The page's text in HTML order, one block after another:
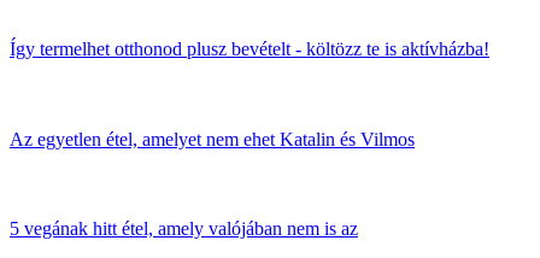
Így termelhet otthonod plusz bevételt - költözz te is aktívházba!
Az egyetlen étel, amelyet nem ehet Katalin és Vilmos
5 vegának hitt étel, amely valójában nem is az